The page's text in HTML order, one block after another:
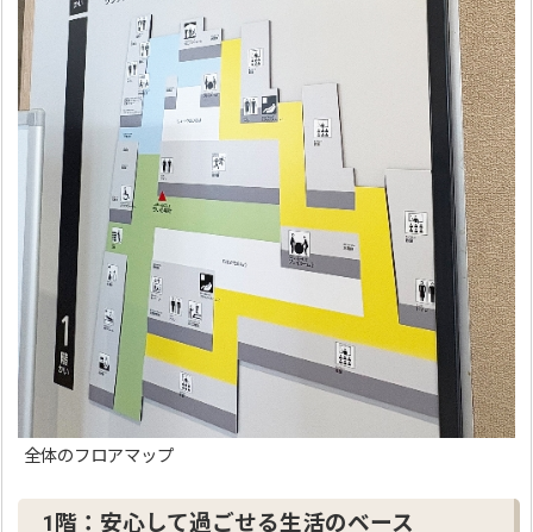
全体のフロアマップ
1階：安心して過ごせる生活のベース